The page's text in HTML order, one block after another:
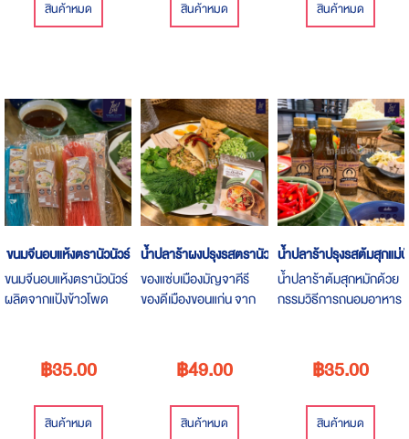
สินค้าหมด สินค้าหมด สินค้าหมด
ขนมจีนอบแห้งตรานัวนัวร์
ขนมจีนอบแห้งตรานัวนัวร์
ผลิตจากแป้งข้าวโพด
ขอนแก่น ราคาขายห่อละ
35 บาทขนาดบรรจุ 200
฿35.00
สินค้าหมด
น้ำปลาร้าผงปรุงรสตรานัวนัวร์
ของแซ่บเมืองมัญจาคีรี
ของดีเมืองขอนแก่น จาก
ความอร่อยด้วยมาตรฐาน
สินค้าโอทอป 4 ดาว ผ่าน
การรับรองจาก อย. ราคา
ขาย ซองละ 49 บาท
฿49.00
สินค้าหมด
น้ำปลาร้าปรุงรสต้มสุกแม่
น้ำปลาร้าต้มสุกหมักด้วย
กรรมวิธีการถนอมอาหาร
สมุนไพรในท้องถิ่น สินค้า
มาตรฐานโอทอป 4 ดาว
ผ่านการรับรองจาก อย.
ขวดละ 35 บาท ปริมาตร
฿35.00
สินค้าหมด